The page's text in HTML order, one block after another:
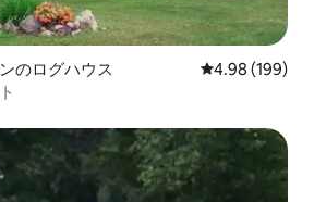
のログハウス レビュー199
4.98 (199)